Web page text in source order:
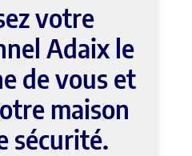
votre
Adaix le
de vous et
maison
sécurité.